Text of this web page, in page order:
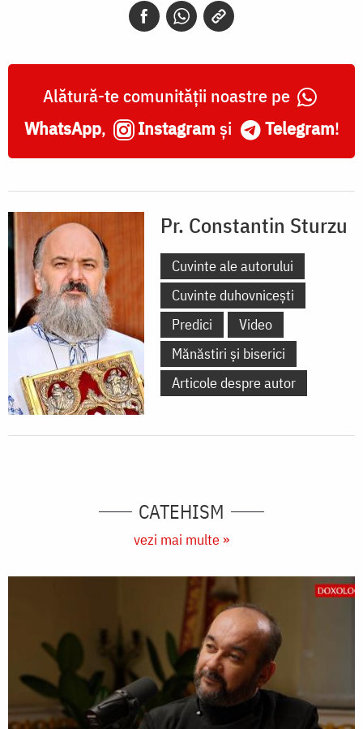
Alătură-te comunității noastre pe
WhatsApp, Instagram și Telegram!
Pr. Constantin Sturzu
Cuvinte ale autorului
Cuvinte duhovnicești
Predici
Video
Mănăstiri și biserici
Articole despre autor
CATEHISM
vezi mai multe »